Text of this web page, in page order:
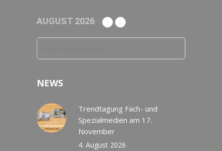
AUGUST 2026
NEWS
Trendtagung Fach- und
Spezialmedien am 17.
November
4. August 2026